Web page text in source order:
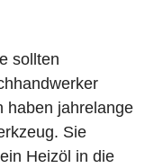
sollten
haben jahrelange
Sie
Heizöl in die